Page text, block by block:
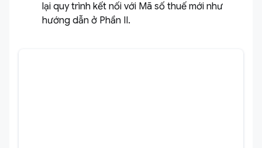
lại quy trình kết nối với Mã số thuế mới như
hướng dẫn ở Phần II.